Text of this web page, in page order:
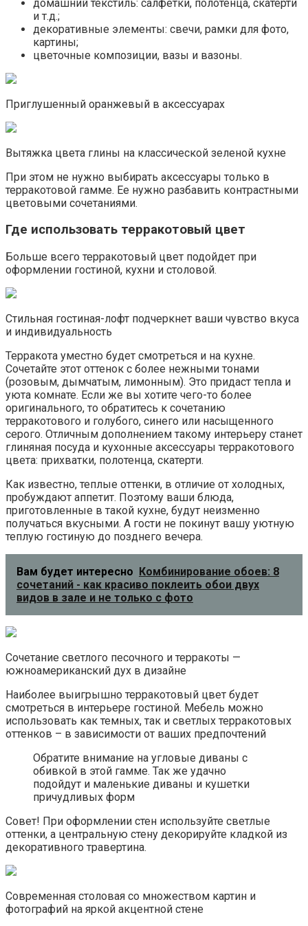
домашний текстиль: салфетки, полотенца, скатерти
и т.д.;
декоративные элементы: свечи, рамки для фото,
картины;
цветочные композиции, вазы и вазоны.
Приглушенный оранжевый в аксессуарах
Вытяжка цвета глины на классической зеленой кухне
При этом не нужно выбирать аксессуары только в
терракотовой гамме. Ее нужно разбавить контрастными
цветовыми сочетаниями.
Где использовать терракотовый цвет
Больше всего терракотовый цвет подойдет при
оформлении гостиной, кухни и столовой.
Стильная гостиная-лофт подчеркнет ваши чувство вкуса
и индивидуальность
Терракота уместно будет смотреться и на кухне.
Сочетайте этот оттенок с более нежными тонами
(розовым, дымчатым, лимонным). Это придаст тепла и
уюта комнате. Если же вы хотите чего-то более
оригинального, то обратитесь к сочетанию
терракотового и голубого, синего или насыщенного
серого. Отличным дополнением такому интерьеру станет
глиняная посуда и кухонные аксессуары терракотового
цвета: прихватки, полотенца, скатерти.
Как известно, теплые оттенки, в отличие от холодных,
пробуждают аппетит. Поэтому ваши блюда,
приготовленные в такой кухне, будут неизменно
получаться вкусными. А гости не покинут вашу уютную
теплую гостиную до позднего вечера.
Вам будет интересно
Комбинирование обоев: 8
сочетаний - как красиво поклеить обои двух
видов в зале и не только с фото
Сочетание светлого песочного и терракоты —
южноамериканский дух в дизайне
Наиболее выигрышно терракотовый цвет будет
смотреться в интерьере гостиной. Мебель можно
использовать как темных, так и светлых терракотовых
оттенков – в зависимости от ваших предпочтений
Обратите внимание на угловые диваны с
обивкой в этой гамме. Так же удачно
подойдут и маленькие диваны и кушетки
причудливых форм
Совет! При оформлении стен используйте светлые
оттенки, а центральную стену декорируйте кладкой из
декоративного травертина.
Современная столовая со множеством картин и
фотографий на яркой акцентной стене